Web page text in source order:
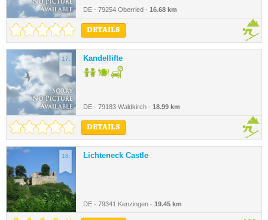
DE - 79254 Oberried - 16.68 km
DETAILS
17. Kandellifte
DE - 79183 Waldkirch - 18.99 km
DETAILS
18. Lichteneck Castle
DE - 79341 Kenzingen - 19.45 km